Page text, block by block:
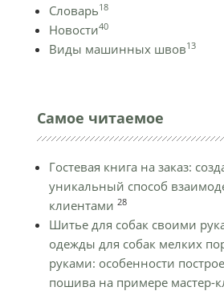
Словарь18
Новости40
Виды машинных швов13
Самое читаемое
Гостевая книга на заказ:
уникальный способ
клиентами 28
Шитье для собак своими
одежды для собак мелких
руками: особенности
пошива на примере мастер-